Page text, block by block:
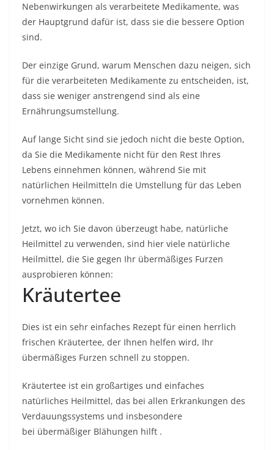
Nebenwirkungen als verarbeitete Medikamente, was
der Hauptgrund dafür ist, dass sie die bessere Option
sind.
Der einzige Grund, warum Menschen dazu neigen, sich
für die verarbeiteten Medikamente zu entscheiden, ist,
dass sie weniger anstrengend sind als eine
Ernährungsumstellung.
Auf lange Sicht sind sie jedoch nicht die beste Option,
da Sie die Medikamente nicht für den Rest Ihres
Lebens einnehmen können, während Sie mit
natürlichen Heilmitteln die Umstellung für das Leben
vornehmen können.
Jetzt, wo ich Sie davon überzeugt habe, natürliche
Heilmittel zu verwenden, sind hier viele natürliche
Heilmittel, die Sie gegen Ihr übermäßiges Furzen
ausprobieren können:
Kräutertee
Dies ist ein sehr einfaches Rezept für einen herrlich
frischen Kräutertee, der Ihnen helfen wird, Ihr
übermäßiges Furzen schnell zu stoppen.
Kräutertee ist ein großartiges und einfaches
natürliches Heilmittel, das bei allen Erkrankungen des
Verdauungssystems und insbesondere
bei übermäßiger Blähungen hilft .